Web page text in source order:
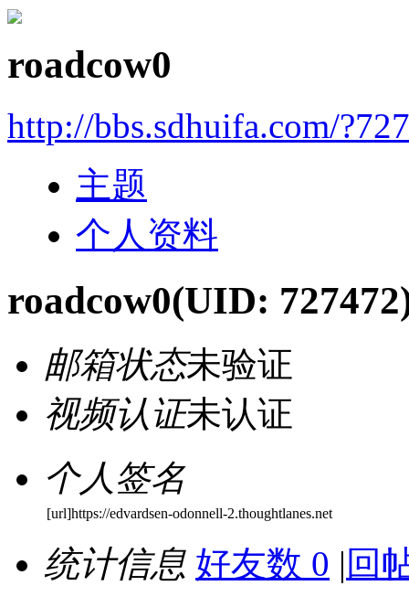
roadcow0
http://bbs.sdhuifa.com/
主题
个人资料
roadcow0(UID:
邮箱状态未验证
视频认证未认证
个人签名
[url]https://edvardsen-odonnell-2.thoughtlanes.net
统计信息 好友数 0 | 回